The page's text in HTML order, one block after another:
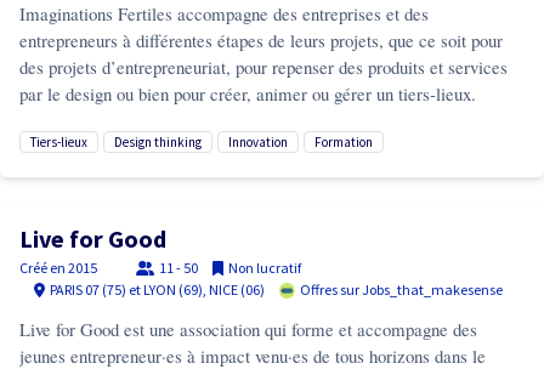
Imaginations Fertiles accompagne des entreprises et des
entrepreneurs à différentes étapes de leurs projets, que ce soit pour
des projets d’entrepreneuriat, pour repenser des produits et services
par le design ou bien pour créer, animer ou gérer un tiers-lieux.
tiers-lieux design thinking innovation formation
Live for Good
Créé en 2015 11 - 50
Non lucratif
PARIS 07 (75) et LYON (69), NICE (06)
Offres sur Jobs_that_makesense
Live for Good est une association qui forme et accompagne des
jeunes entrepreneur·es à impact venu·es de tous horizons dans le